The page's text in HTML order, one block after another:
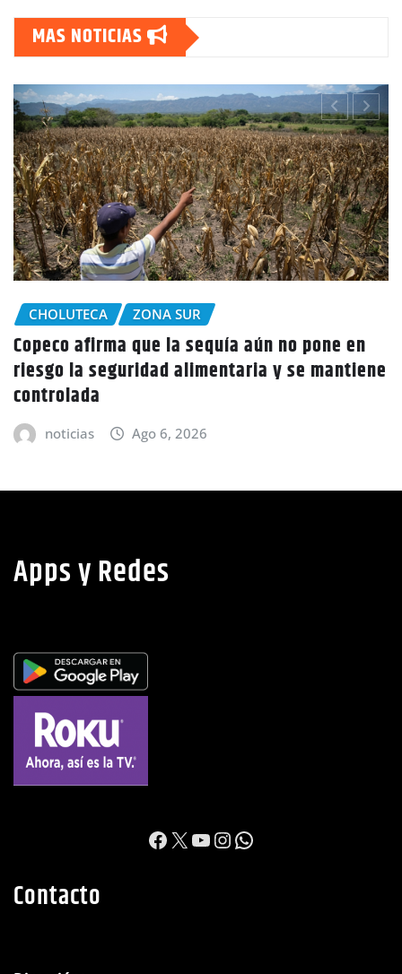
MAS NOTICIAS
CHOLUTECA
Policía Nacional desaloja a campesinos de
tierras en El Tulito, Choluteca
Apps y Redes
https://
X YouTube
Instagram
WhatsApp
Contacto
Dirección: